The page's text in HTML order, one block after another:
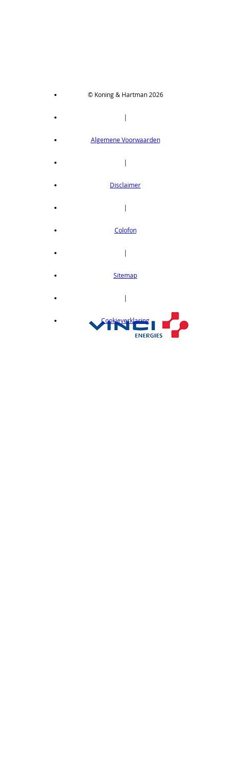
© Koning & Hartman 2026
|
Algemene Voorwaarden
|
Disclaimer
|
Colofon
|
Sitemap
|
Cookieverklaring